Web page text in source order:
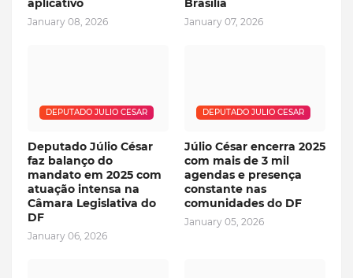
January 08, 2026 January 07, 2026
DEPUTADO JULIO CESAR
Deputado Júlio César
faz balanço do
mandato em 2025 com
atuação intensa na
Câmara Legislativa do
DF
January 06, 2026
DEPUTADO JULIO CESAR
Júlio César encerra 2025
com mais de 3 mil
agendas e presença
constante nas
comunidades do DF
January 05, 2026